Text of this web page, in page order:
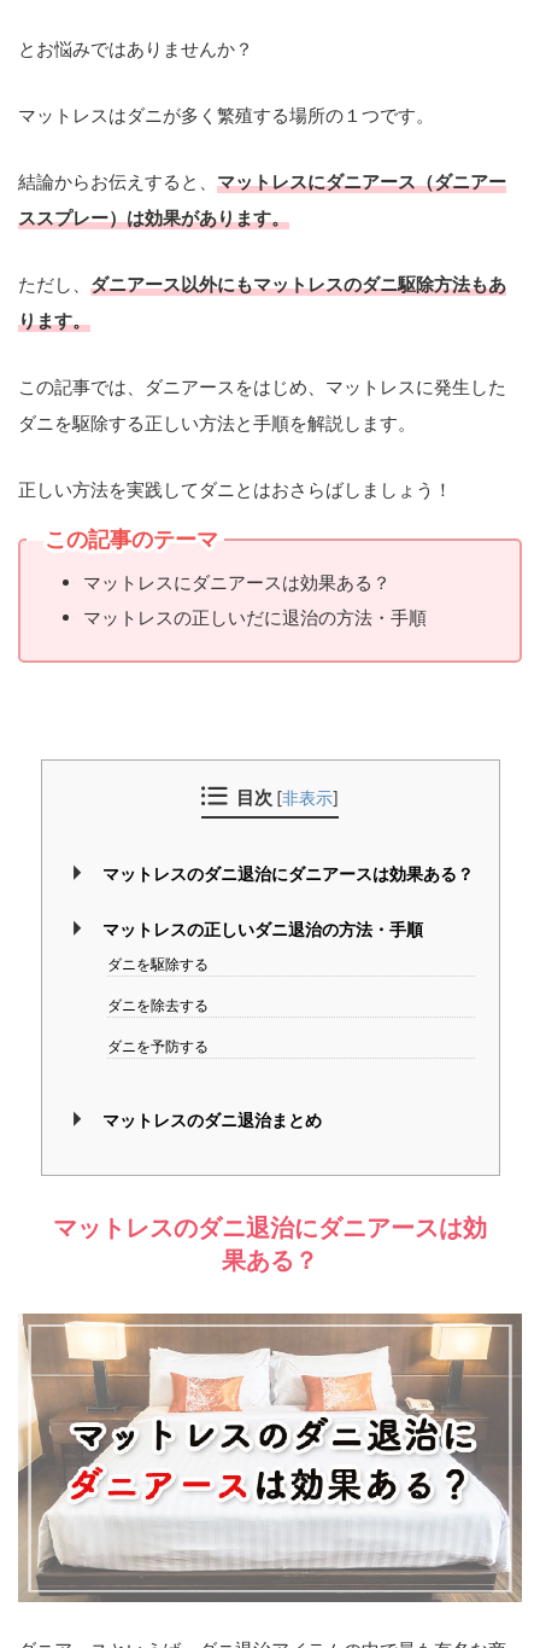
とお悩みではありませんか？
マットレスはダニが多く繁殖する場所の１つです。
結論からお伝えすると、 マットレスにダニアース（ダニアー
ススプレー）は効果があります。
ただし、 ダニアース以外にもマットレスのダニ駆除方法もあ
ります。
この記事では、ダニアースをはじめ、マットレスに発生した
ダニを駆除する正しい方法と手順を解説します。
正しい方法を実践してダニとはおさらばしましょう！
この記事のテーマ
マットレスにダニアースは効果ある？
マットレスの正しいだに退治の方法・手順
目次 [非表示]
マットレスのダニ退治にダニアースは効果ある？
マットレスの正しいダニ退治の方法・手順
ダニを駆除する
ダニを除去する
ダニを予防する
マットレスのダニ退治まとめ
マットレスのダニ退治にダニアースは効
果ある？